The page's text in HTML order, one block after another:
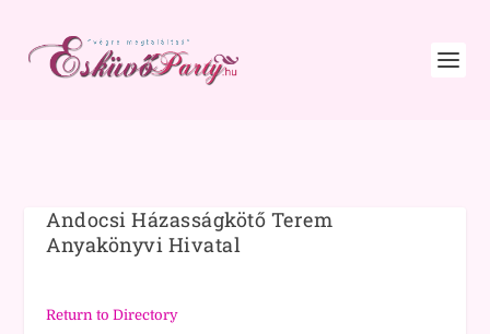
Andocsi Házasságkötő Terem
Anyakönyvi Hivatal
Return to Directory